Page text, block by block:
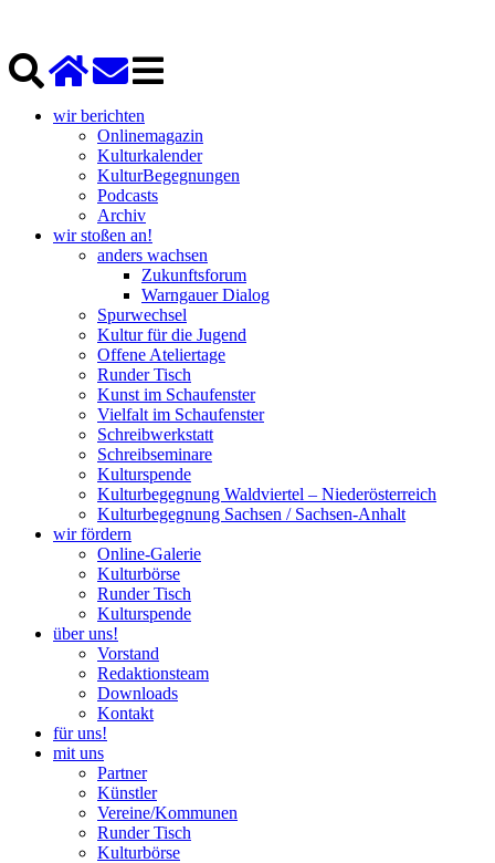
wir berichten
Onlinemagazin
Kulturkalender
KulturBegegnungen
Podcasts
Archiv
wir stoßen an!
anders wachsen
Zukunftsforum
Warngauer Dialog
Spurwechsel
Kultur für die Jugend
Offene Ateliertage
Runder Tisch
Kunst im Schaufenster
Vielfalt im Schaufenster
Schreibwerkstatt
Schreibseminare
Kulturspende
Kulturbegegnung Waldviertel – Niederösterreich
Kulturbegegnung Sachsen / Sachsen-Anhalt
wir fördern
Online-Galerie
Kulturbörse
Runder Tisch
Kulturspende
über uns!
Vorstand
Redaktionsteam
Downloads
Kontakt
für uns!
mit uns
Partner
Künstler
Vereine/Kommunen
Runder Tisch
Kulturbörse